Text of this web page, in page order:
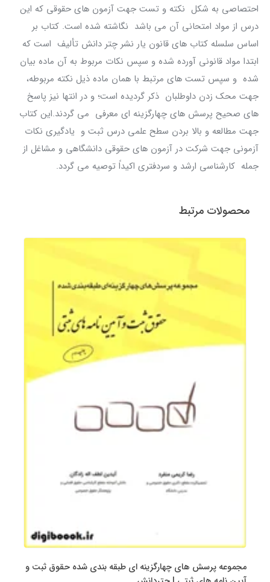
احتصاصی به شکل نکته و تست جهت آزمون های حقوقی که این
درس از مواد امتحانی آن می باشد نگاشته شده است. کتاب بر
اساس سلسله کتاب های قانون یار نشر چتر دانش تألیف است که
ابتدا مواد قانونی آورده شده و سپس نکات مربوط به آن ماده بیان
شده و سپس تست های مرتبط با همان ماده ذیل نکته مربوطه،
جهت محک زدن داوطلبان ذکر گردیده است؛ و در انتها نیز پاسخ
های صحیح پرسش های چهارگزینه ای معرفی می گردند.این کتاب
جهت مطالعه و بالا بردن سطح علمی درس ثبت و یادگیری نکات
آزمونی جهت شرکت در آزمون های حقوقی دانشگاهی و مشاغل از
جمله کارشناسی ارشد و سردفتری اکیداً توصیه می گردد.
محصولات مرتبط
مجموعه پرسش های چهارگزینه ای طبقه بندی شده حقوق ثبت و